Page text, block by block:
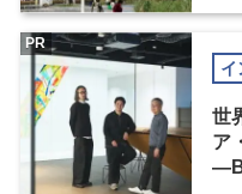
イ
世
ア
PR